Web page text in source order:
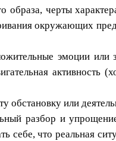
черты
окружающих
эмоции
или
разбор и
что реальная